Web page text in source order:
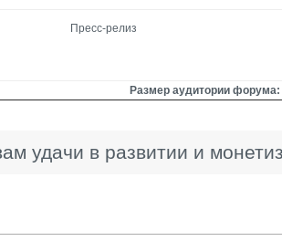
Пресс-релиз
Размер аудитории форума:
удачи в развитии и